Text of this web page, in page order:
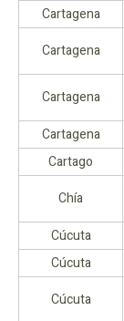
Cartagena
Cartagena
Cartagena
Cartagena
Cartago
Chía
Cúcuta
Cúcuta
Cúcuta